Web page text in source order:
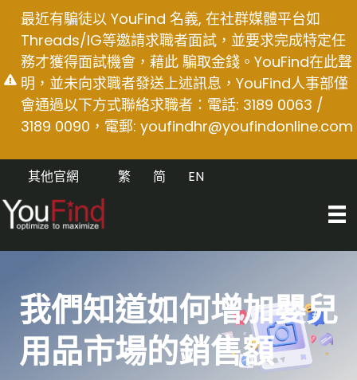
content
最近有騙徒以 YouFind 名義, 在社群媒體平台如
Threads/IG等邀請求職者面試，並要求完成特定任
務才獲得面試機會，藉此 騙取金錢。YouFind在此聲
明，並未向求職者發送上述訊息，YouFind人事部僅
會通過以下方式聯絡求職者：電話: 3189 0063 /
3189 0090，電郵: youfindhr@youfindonline.com
其他官網 EN
简
繁
我們知道如何增加嬰兒
用品市場的銷售額